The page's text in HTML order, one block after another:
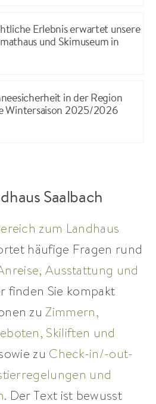
Erlebnis erwartet unsere
und Skimuseum in
in der Region
Wintersaison 2025/2026
Saalbach
zum Landhaus
häufige Fragen rund
Ausstattung und
finden Sie kompakt
zuZimmern,
Skiliften und
zu Check-in/-out-
und
. Der Text ist bewusst